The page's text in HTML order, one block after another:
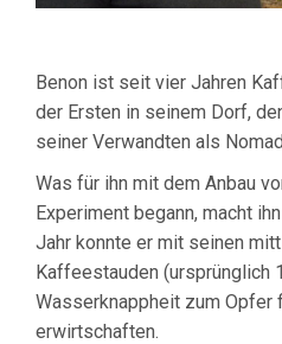
Benon ist seit vier Jahren
der Ersten in seinem Dorf,
seiner Verwandten als
Was für ihn mit dem Anbau
Experiment begann, macht
Jahr konnte er mit seinen
Kaffeestauden (ursprünglich
Wasserknappheit zum
erwirtschaften.